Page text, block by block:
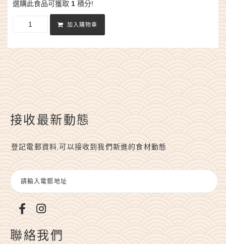
選購此食品可獲取 1 積分!
加入購物車
接收最新動態
登記電郵資料,可以接收到我們新進的食材動態
聯絡我們